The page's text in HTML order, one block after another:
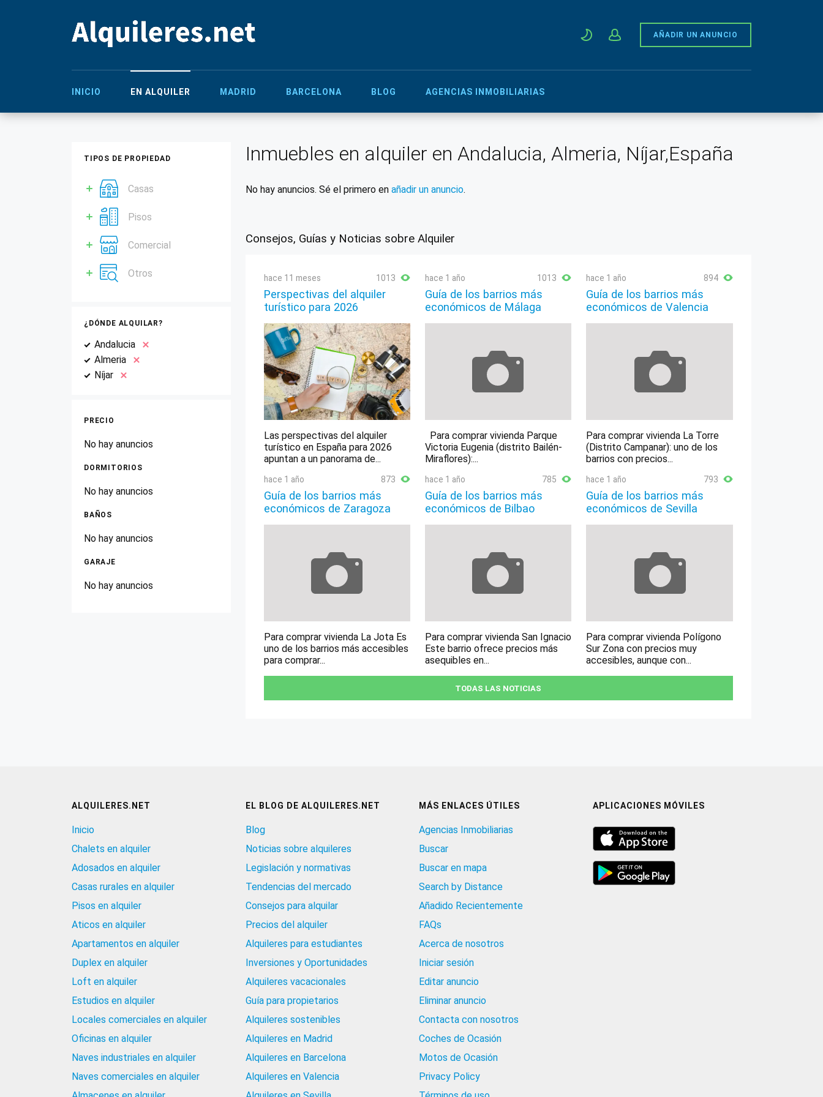
AÑADIR UN ANUNCIO
INICIO EN ALQUILER MADRID BARCELONA BLOG AGENCIAS INMOBILIARIAS
TIPOS DE PROPIEDAD
Casas
Pisos
Comercial
Otros
¿DÓNDE ALQUILAR?
Andalucia
Almeria
Níjar
PRECIO
No hay anuncios
DORMITORIOS
No hay anuncios
BAÑOS
No hay anuncios
GARAJE
No hay anuncios
Inmuebles en alquiler en Andalucia, Almeria, Níjar,España
No hay anuncios. Sé el primero en añadir un anuncio.
Consejos, Guías y Noticias sobre Alquiler
hace 11 meses 1013
Perspectivas del alquiler
turístico para 2026
Las perspectivas del alquiler
turístico en España para 2026
apuntan a un panorama de...
hace 1 año 1013
Guía de los barrios más
económicos de Málaga
Para comprar vivienda Parque
Victoria Eugenia (distrito Bailén-
Miraflores):...
hace 1 año 894
Guía de los barrios más
económicos de Valencia
Para comprar vivienda La Torre
(Distrito Campanar): uno de los
barrios con precios...
hace 1 año 873
Guía de los barrios más
económicos de Zaragoza
Para comprar vivienda La Jota Es
uno de los barrios más accesibles
para comprar...
hace 1 año 785
Guía de los barrios más
económicos de Bilbao
Para comprar vivienda San Ignacio
Este barrio ofrece precios más
asequibles en...
hace 1 año 793
Guía de los barrios más
económicos de Sevilla
Para comprar vivienda Polígono
Sur Zona con precios muy
accesibles, aunque con...
TODAS LAS NOTICIAS
ALQUILERES.NET
Inicio
Chalets en alquiler
Adosados en alquiler
Casas rurales en alquiler
Pisos en alquiler
Aticos en alquiler
Apartamentos en alquiler
Duplex en alquiler
Loft en alquiler
Estudios en alquiler
Locales comerciales en alquiler
Oficinas en alquiler
Naves industriales en alquiler
Naves comerciales en alquiler
EL BLOG DE ALQUILERES.NET
Blog
Noticias sobre alquileres
Legislación y normativas
Tendencias del mercado
Consejos para alquilar
Precios del alquiler
Alquileres para estudiantes
Inversiones y Oportunidades
Alquileres vacacionales
Guía para propietarios
Alquileres sostenibles
Alquileres en Madrid
Alquileres en Barcelona
Alquileres en Valencia
MÁS ENLACES ÚTILES
Agencias Inmobiliarias
Buscar
Buscar en mapa
Search by Distance
Añadido Recientemente
FAQs
Acerca de nosotros
Iniciar sesión
Editar anuncio
Eliminar anuncio
Contacta con nosotros
Coches de Ocasión
Motos de Ocasión
Privacy Policy
APLICACIONES MÓVILES